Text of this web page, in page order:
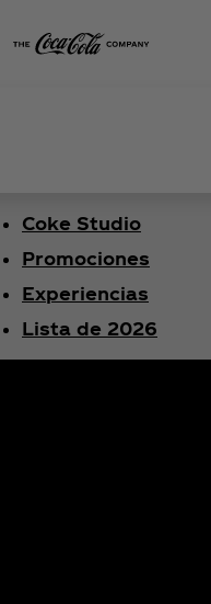
Coke Studio
Promociones
Experiencias
Lista de 2026